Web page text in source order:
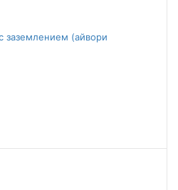
заземлением (айвори